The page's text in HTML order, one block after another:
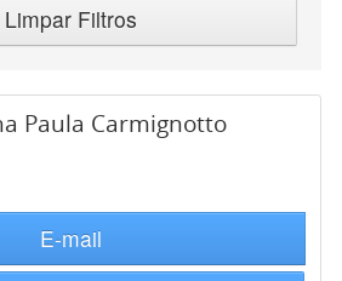
Limpar Filtros
Paula Carmignotto
E-mail